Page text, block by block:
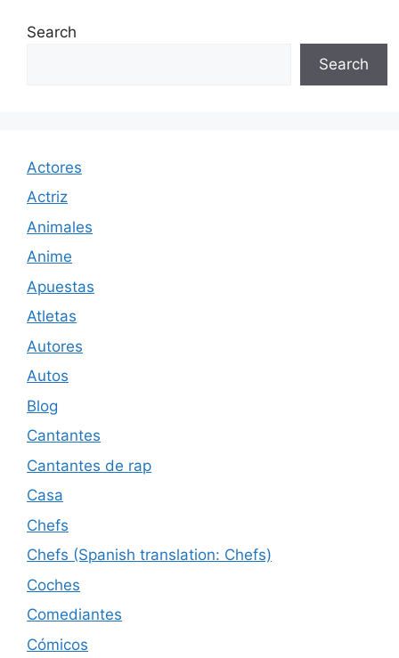
Search
Search
Actores
Actriz
Animales
Anime
Apuestas
Atletas
Autores
Autos
Blog
Cantantes
Cantantes de rap
Casa
Chefs
Chefs (Spanish translation: Chefs)
Coches
Comediantes
Cómicos